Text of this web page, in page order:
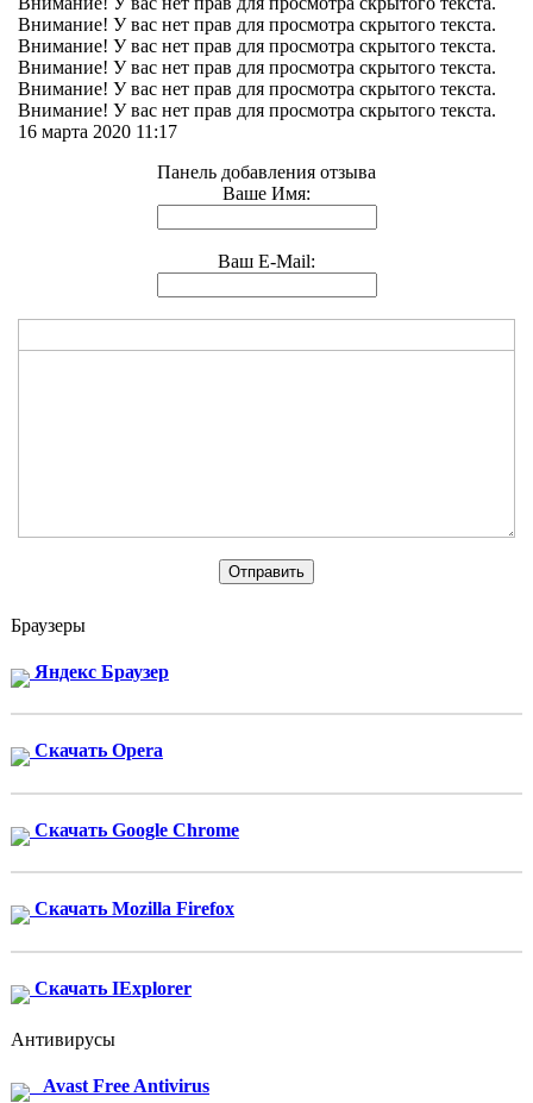
Внимание! У вас нет прав для просмотра скрытого текста.
Внимание! У вас нет прав для просмотра скрытого текста.
Внимание! У вас нет прав для просмотра скрытого текста.
Внимание! У вас нет прав для просмотра скрытого текста.
Внимание! У вас нет прав для просмотра скрытого текста.
16 марта 2020 11:17
Панель добавления отзыва
Ваше Имя:
Ваш E-Mail:
Браузеры
Яндекс Браузер
Скачать Opera
Скачать Google Chrome
Скачать Mozilla Firefox
Скачать IExplorer
Антивирусы
Avast Free Antivirus